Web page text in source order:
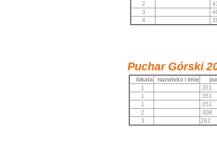
2
3
4
Puchar Górski
lokata nazwisko i imię
1
351
1
351
1
351
2
308
3
262